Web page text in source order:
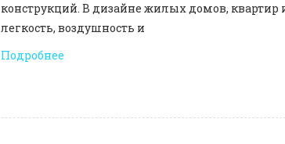
конструкций. В дизайне жилых домов,
легкость, воздушность и
Подробнее